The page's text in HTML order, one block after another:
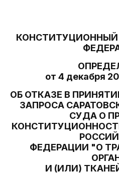
от 4 декабря
ОБ ОТКАЗЕ В
ЗАПРОСА
СУДА О
ФЕДЕРАЦИИ "О
И (ИЛИ)